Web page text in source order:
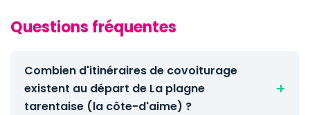
Questions fréquentes
Combien d'itinéraires de covoiturage
existent au départ de La plagne
tarentaise (la côte-d'aime) ?